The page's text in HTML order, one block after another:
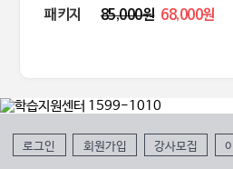
패키지 85,000원 68,000원
로그인 회원가입 강사모집